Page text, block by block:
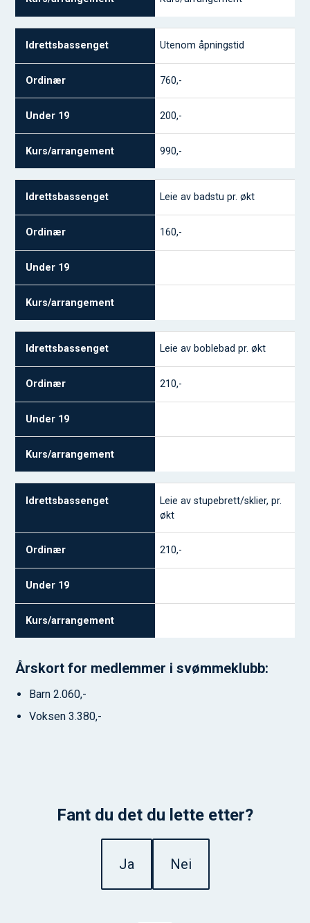
Utenom åpningstid
760,-
200,-
990,-
Leie av badstu pr. økt
160,-
Leie av boblebad pr. økt
210,-
Leie av stupebrett/sklier, pr.
økt
210,-
Årskort for medlemmer i svømmeklubb:
Barn 2.060,-
Voksen 3.380,-
Fant du det du lette etter?
Ja Nei